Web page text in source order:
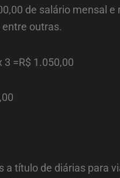
de salário mensal
outras.
3 =R$ 1.050,00
a título de diárias para